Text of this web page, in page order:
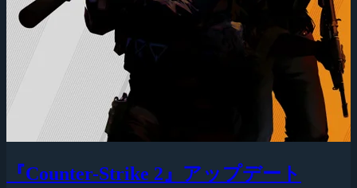
『Counter-Strike 2』アップデート